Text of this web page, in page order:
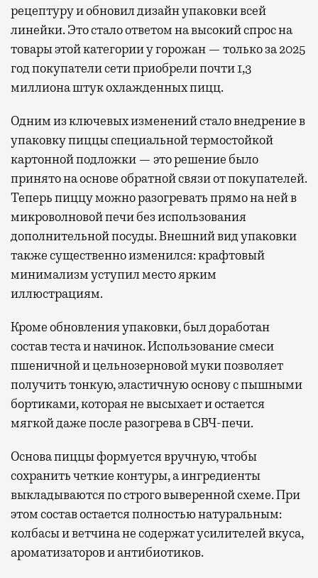
рецептуру и обновил дизайн упаковки всей
линейки. Это стало ответом на высокий спрос на
товары этой категории у горожан — только за 2025
год покупатели сети приобрели почти 1,3
миллиона штук охлажденных пицц.
Одним из ключевых изменений стало внедрение в
упаковку пиццы специальной термостойкой
картонной подложки — это решение было
принято на основе обратной связи от покупателей.
Теперь пиццу можно разогревать прямо на ней в
микроволновой печи без использования
дополнительной посуды. Внешний вид упаковки
также существенно изменился: крафтовый
минимализм уступил место ярким
иллюстрациям.
Кроме обновления упаковки, был доработан
состав теста и начинок. Использование смеси
пшеничной и цельнозерновой муки позволяет
получить тонкую, эластичную основу с пышными
бортиками, которая не высыхает и остается
мягкой даже после разогрева в СВЧ-печи.
Основа пиццы формуется вручную, чтобы
сохранить четкие контуры, а ингредиенты
выкладываются по строго выверенной схеме. При
этом состав остается полностью натуральным:
колбасы и ветчина не содержат усилителей вкуса,
ароматизаторов и антибиотиков.